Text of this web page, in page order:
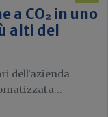
a CO₂ in uno
alti del
dell'azienda